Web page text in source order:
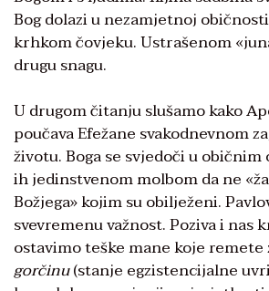
Bog dolazi u nezamjetnoj
krhkom čovjeku. Ustrašenom
drugu snagu.
U drugom čitanju slušamo kako
poučava Efežane svakodnevnom
životu. Boga se svjedoči u običnim
ih jedinstvenom molbom da ne
Božjega» kojim su obilježeni.
svevremenu važnost. Poziva i nas
ostavimo teške mane koje
gorčinu(stanje egzistencijalne